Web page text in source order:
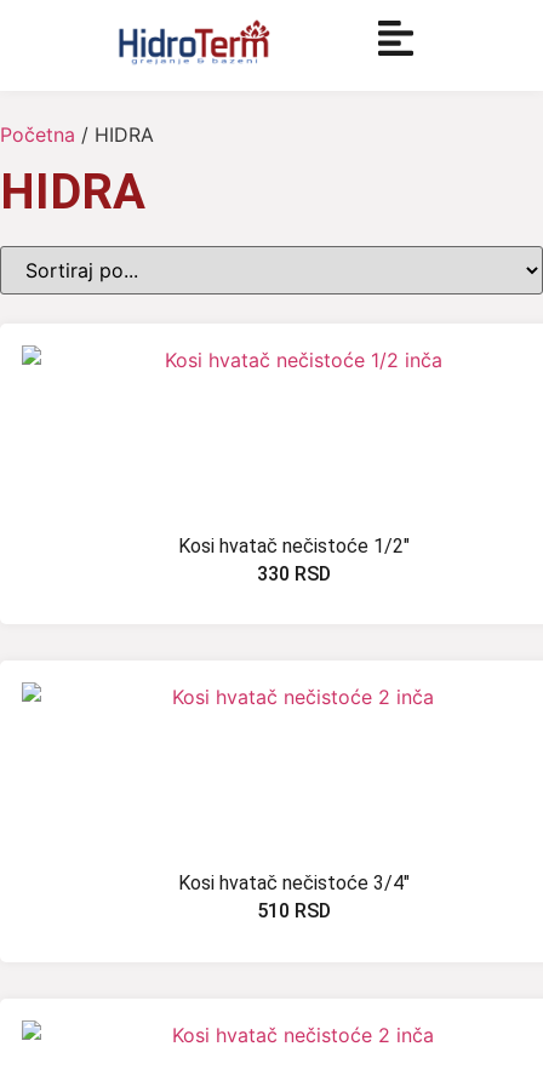
Početna / HIDRA
HIDRA
Kosi hvatač nečistoće 1/2″
330 RSD
Kosi hvatač nečistoće 3/4″
510 RSD